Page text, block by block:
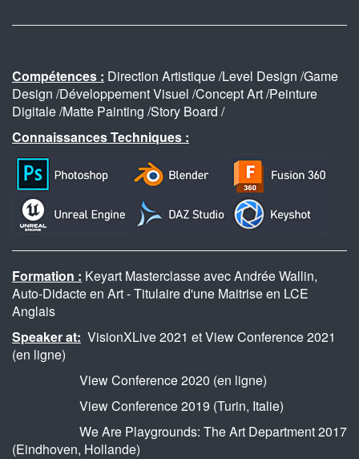
Compétences : Direction Artistique /Level Design /Game
Design /Développement Visuel /Concept Art /Peinture
Digitale /Matte Painting /Story Board /
Connaissances Techniques :
Formation : Keyart Masterclasse avec Andrée Wallin,
Auto-Didacte en Art - Titulaire d'une Maitrise en LCE
Anglais
Speaker at: VisionXLive 2021 et View Conference 2021
(en ligne)
View Conference 2020 (en ligne)
View Conference 2019 (Turin, Italie)
We Are Playgrounds: The Art Department 2017
(Eindhoven, Hollande)